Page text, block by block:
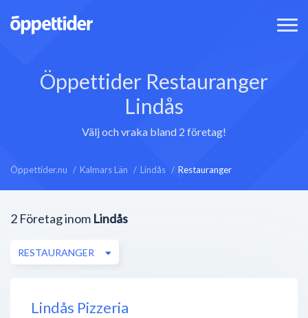
Öppettider Restauranger
Lindås
Välj och vraka bland 2 företag!
Öppettider.nu Kalmars Län Lindås Restauranger
2 Företag inom Lindås
RESTAURANGER
Lindås Pizzeria